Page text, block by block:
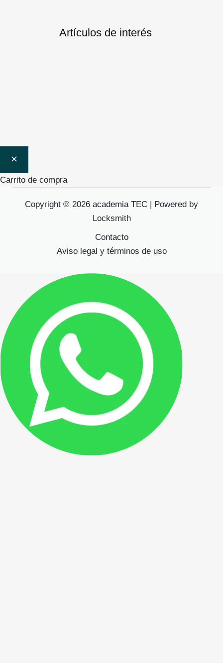
Artículos de interés
y
Carrito de compra
Copyright © 2026 academia TEC | Powered by
Locksmith
Contacto
Aviso legal y términos de uso